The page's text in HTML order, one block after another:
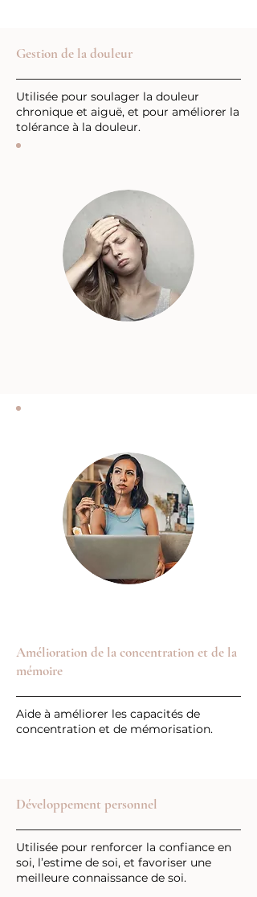
Gestion de la douleur
Utilisée pour soulager la douleur
chronique et aiguë, et pour améliorer la
tolérance à la douleur.
Amélioration de la concentration et de la
mémoire
Aide à améliorer les capacités de
concentration et de mémorisation.
Développement personnel
Utilisée pour renforcer la confiance en
soi, l’estime de soi, et favoriser une
meilleure connaissance de soi.